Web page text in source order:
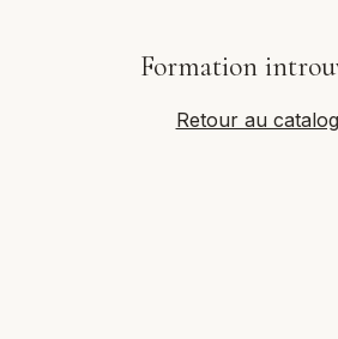
Formation
Retour au